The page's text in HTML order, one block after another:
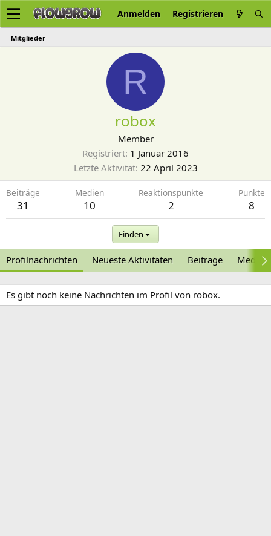
Anmelden Registrieren
Mitglieder
R
robox
Member
Registriert 1 Januar 2016
Letzte Aktivität 22 April 2023
Beiträge
31
Medien
10
Reaktionspunkte
2
Punkte
8
Finden
Profilnachrichten Neueste Aktivitäten Beiträge Medien
Es gibt noch keine Nachrichten im Profil von robox.